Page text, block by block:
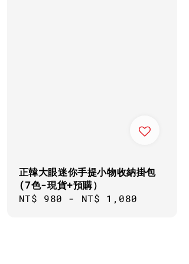
正韓大眼迷你手提小物收納掛包
(7色-現貨+預購）
Regular
NT$ 980 - NT$ 1,080